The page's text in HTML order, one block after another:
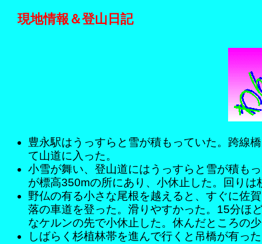
現地情報＆登山日記
豊永駅はうっすらと雪が積もっていた。跨線
て山道に入った。
小雪が舞い、登山道にはうっすらと雪が積も
が標高350mの所にあり、小休止した。回りは
野仏の有る小さな尾根を越えると、すぐに佐
落の車道を登った。滑りやすかった。15分ほ
なケルンの先で小休止した。休んだところの
しばらく杉植林帯を進んで行くと吊橋が有っ